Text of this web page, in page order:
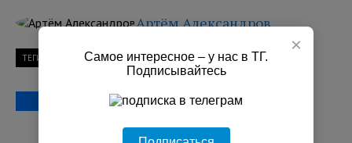
Артём Александров
ТЕГИ
×
Самое интересное – у нас в ТГ.
Подписывайтесь